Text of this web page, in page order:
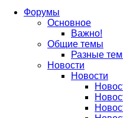
вкладке)
вкладке)
новой
вкладке)
в
новой
вкладке)
(Откроется
новой
вкладке)
Форумы
Основное
Важно!
Общие темы
Разные
Новости
Новости